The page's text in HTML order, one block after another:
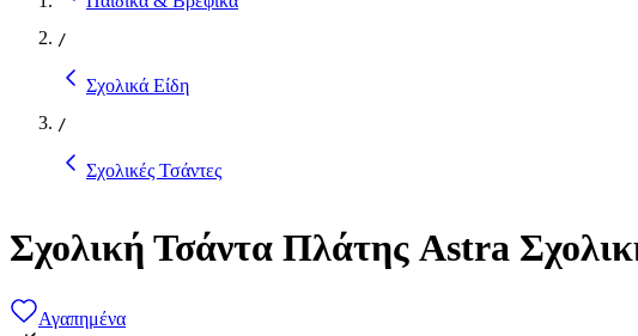
/
Σχολικά Είδη
/
Σχολικές Τσάντες
Σχολική Τσάντα Πλάτης Astra
Αγαπημένα